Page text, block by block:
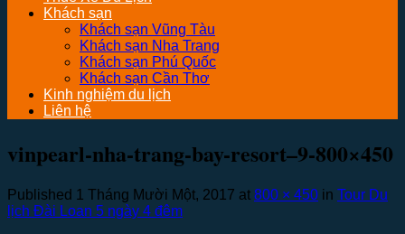
Khách sạn
Khách sạn Vũng Tàu
Khách sạn Nha Trang
Khách sạn Phú Quốc
Khách sạn Cần Thơ
Kinh nghiệm du lịch
Liên hệ
vinpearl-nha-trang-bay-resort–9-800×450
Published 1 Tháng Mười Một, 2017 at 800 × 450 in Tour Du
lịch Đài Loan 5 ngày 4 đêm